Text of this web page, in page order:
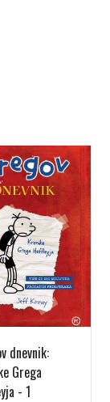
dnevnik:
Grega
- 1